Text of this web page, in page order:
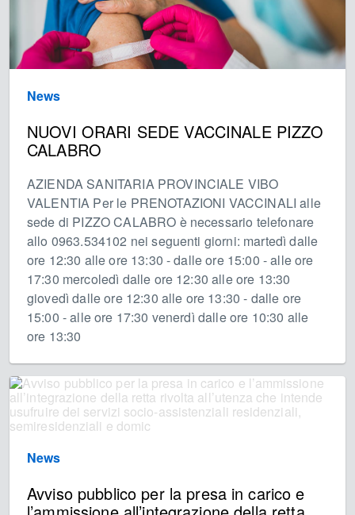
News
NUOVI ORARI SEDE VACCINALE PIZZO
CALABRO
AZIENDA SANITARIA PROVINCIALE VIBO
VALENTIA Per le PRENOTAZIONI VACCINALI alle
sede di PIZZO CALABRO è necessario telefonare
allo 0963.534102 nei seguenti giorni: martedì dalle
ore 12:30 alle ore 13:30 - dalle ore 15:00 - alle ore
17:30 mercoledì dalle ore 12:30 alle ore 13:30
giovedì dalle ore 12:30 alle ore 13:30 - dalle ore
15:00 - alle ore 17:30 venerdì dalle ore 10:30 alle
ore 13:30
News
Avviso pubblico per la presa in carico e